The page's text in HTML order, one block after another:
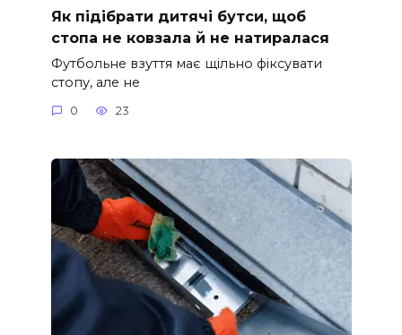
Як підібрати дитячі бутси, щоб
стопа не ковзала й не натиралася
Футбольне взуття має щільно фіксувати
стопу, але не
0 23